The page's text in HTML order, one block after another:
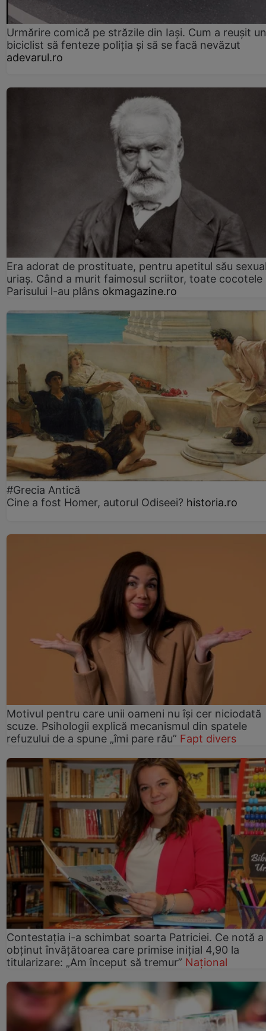
Urmărire comică pe străzile din Iași. Cum a reușit un
biciclist să fenteze poliția și să se facă nevăzut
adevarul.ro
Era adorat de prostituate, pentru apetitul său
uriaș. Când a murit faimosul scriitor, toate cocotele
Parisului l-au plâns okmagazine.ro
#Grecia Antică
Cine a fost Homer, autorul Odiseei? historia.ro
Motivul pentru care unii oameni nu își cer niciodată
scuze. Psihologii explică mecanismul din spatele
refuzului de a spune „îmi pare rău” Fapt divers
Contestația i-a schimbat soarta Patriciei. Ce notă a
obținut învățătoarea care primise inițial 4,90 la
titularizare: „Am început să tremur” Național